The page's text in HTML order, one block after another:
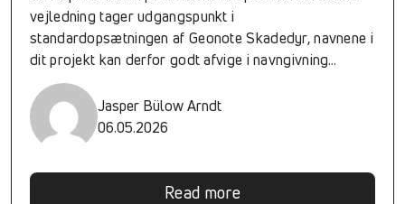
vejledning tager udgangspunkt i
standardopsætningen af Geonote Skadedyr, navnene i
dit projekt kan derfor godt afvige i navngivning
og/eller nummerering. Der kan være RIGTIG mange
automatiske handlinger, og derfor kan man med god
grund...
Jasper Bülow Arndt
06.05.2026
Read more